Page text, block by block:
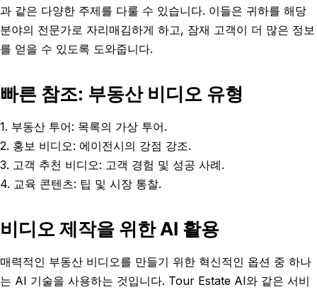
과 같은 다양한 주제를 다룰 수 있습니다. 이들은 귀하를 해당
분야의 전문가로 자리매김하게 하고, 잠재 고객이 더 많은 정보
를 얻을 수 있도록 도와줍니다.
빠른 참조: 부동산 비디오 유형
1. 부동산 투어: 목록의 가상 투어.
2. 홍보 비디오: 에이전시의 강점 강조.
3. 고객 추천 비디오: 고객 경험 및 성공 사례.
4. 교육 콘텐츠: 팁 및 시장 통찰.
비디오 제작을 위한 AI 활용
매력적인 부동산 비디오를 만들기 위한 혁신적인 옵션 중 하나
는 AI 기술을 사용하는 것입니다. Tour Estate AI와 같은 서비